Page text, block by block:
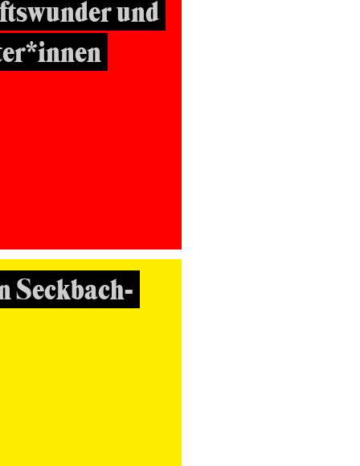
und
Seckbach-